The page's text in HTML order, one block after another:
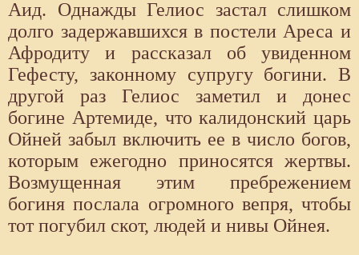
Аид. Однажды Гелиос застал слишком
долго задержавшихся в постели Ареса и
Афродиту и рассказал об увиденном
Гефесту, законному супругу богини. В
другой раз Гелиос заметил и донес
богине Артемиде, что калидонский царь
Ойней забыл включить ее в число богов,
которым ежегодно приносятся жертвы.
Возмущенная этим пребрежением
богиня послала огромного вепря, чтобы
тот погубил скот, людей и нивы Ойнея.